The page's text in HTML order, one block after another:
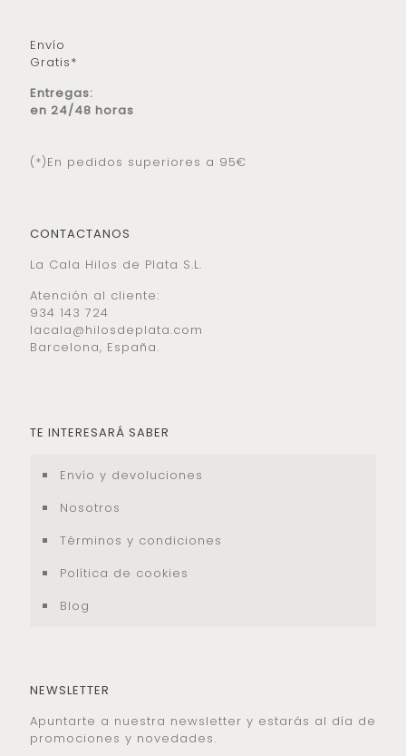
Envío
Gratis*
Entregas:
en 24/48 horas
(*)En pedidos superiores a 95€
CONTACTANOS
La Cala Hilos de Plata S.L.
Atención al cliente:
934 143 724
lacala@hilosdeplata.com
Barcelona, España.
TE INTERESARÁ SABER
Envío y devoluciones
Nosotros
Términos y condiciones
Política de cookies
Blog
NEWSLETTER
Apuntarte a nuestra newsletter y estarás al día de
promociones y novedades.